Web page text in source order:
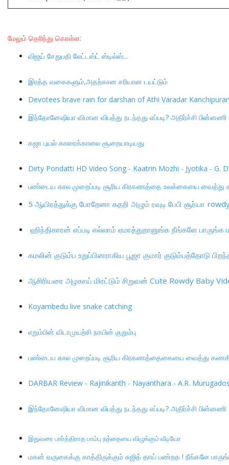
மேலும் தெரிந்து கொள்ள:
விஜய் சேதுபதி லேட்டஸ்ட் ஸ்டில்ஸ்...
இரத்த வகைகளும்,அதற்கான சரியான டயட்டும்
Devotees brave rain for darshan of Athi Varadar
இந்தோனேஷியா விமான விபத்து நடந்தது எப்படி? அதிர்ச்சி பின்னணி
கஜா புயல் காரைக்காலை சூறையாடியது
Dirty Pondatti HD Video Song - Kaatrin Mozhi - Jyotika - G.
பண்டைய கால முறைப்படி சூரிய கிரகணத்தை உலக்கையை வைத்து
5 ஆயிரத்துக்கு போறேனா கதறி அழும் ரவுடி பேபி சூர்யா
ஹிந்திகாரன் எப்படி எல்லாம் ஏமாத்துறானுங்க நீங்களே
கமலின் குடும்ப உறுப்பினராகிய பூஜா குமார்
ஆசிரியரை அழகாய் மிரட்டும் சிறுவன் Cute Rowdy Baby
Koyambedu live snake catching
எறும்பின் விடாமுயற்சி நாயின் குறும்பு
பண்டைய கால முறைப்படி சூரிய கிரகணத்தைகையை வைத்து
DARBAR Review - Rajinikanth - Nayanthara - A.R.
இந்தோனேஷியா விமான விபத்து நடந்தது எப்படி? அதிர்ச்சி பின்னணி
இதுவரை பார்த்திராத பாம்பு நத்தையை விழுங்கும் வீடியோ
மகன் வருகைக்கு காத்திருக்கும் சுஜித் தாய் பண்றத ! நீங்களே